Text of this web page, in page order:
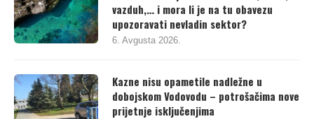
vazduh,… i mora li je na tu obavezu
upozoravati nevladin sektor?
6. Avgusta 2026.
Kazne nisu opametile nadležne u
dobojskom Vodovodu – potrošačima nove
prijetnje isključenjima